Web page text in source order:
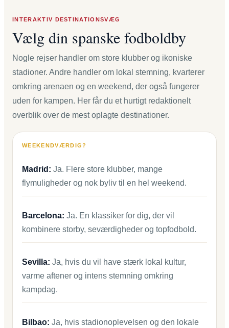
smalle
røde
kort
og
målrig
aften
i
INTERAKTIV DESTINATIONSVÆG
Vælg din spanske fodboldby
Nogle rejser handler om store klubber og ikoniske
stadioner. Andre handler om lokal stemning, kvarterer
omkring arenaen og en weekend, der også fungerer
uden for kampen. Her får du et hurtigt redaktionelt
overblik over de mest oplagte destinationer.
WEEKENDVÆRDIG?
Madrid: Ja. Flere store klubber, mange
flymuligheder og nok byliv til en hel weekend.
Barcelona: Ja. En klassiker for dig, der vil
kombinere storby, seværdigheder og topfodbold.
Sevilla: Ja, hvis du vil have stærk lokal kultur,
varme aftener og intens stemning omkring
kampdag.
Bilbao: Ja, hvis stadionoplevelsen og den lokale